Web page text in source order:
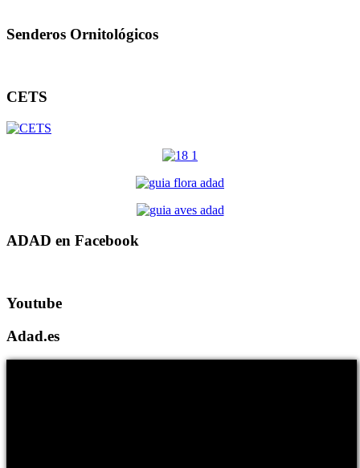
Senderos Ornitológicos
CETS
ADAD en Facebook
Youtube
Adad.es